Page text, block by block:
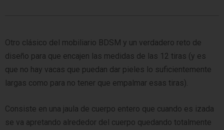
Otro clásico del mobiliario BDSM y un verdadero reto de
diseño para que encajen las medidas de las 12 tiras (y es
que no hay vacas que puedan dar pieles lo suficientemente
largas como para no tener que empalmar esas tiras).
Consiste en una jaula de cuerpo entero que cuando es izada
se va apretando alrededor del cuerpo quedando totalmente